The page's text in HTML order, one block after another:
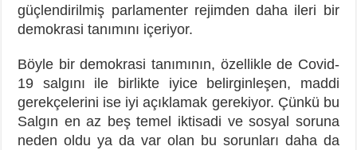
güçlendirilmiş parlamenter rejimden daha ileri bir
demokrasi tanımını içeriyor.
Böyle bir demokrasi tanımının, özellikle de Covid-
19 salgını ile birlikte iyice belirginleşen, maddi
gerekçelerini ise iyi açıklamak gerekiyor. Çünkü bu
Salgın en az beş temel iktisadi ve sosyal soruna
neden oldu ya da var olan bu sorunları daha da